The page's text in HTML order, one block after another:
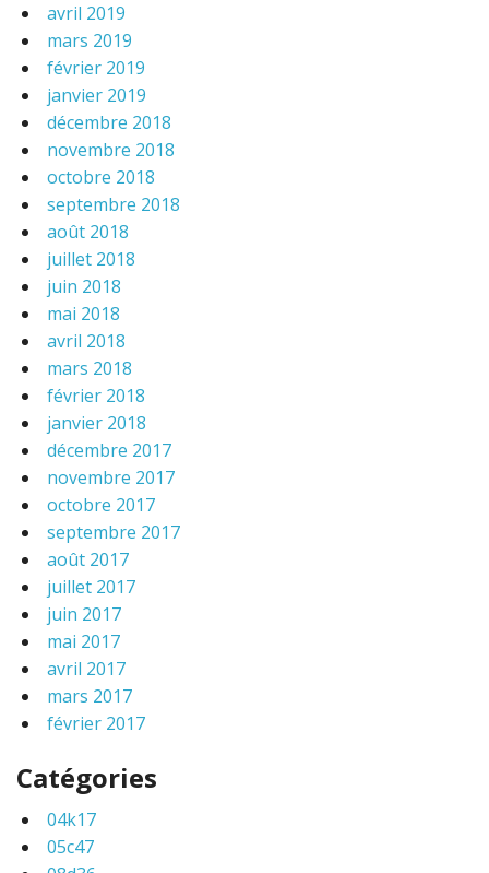
avril 2019
mars 2019
février 2019
janvier 2019
décembre 2018
novembre 2018
octobre 2018
septembre 2018
août 2018
juillet 2018
juin 2018
mai 2018
avril 2018
mars 2018
février 2018
janvier 2018
décembre 2017
novembre 2017
octobre 2017
septembre 2017
août 2017
juillet 2017
juin 2017
mai 2017
avril 2017
mars 2017
février 2017
Catégories
04k17
05c47